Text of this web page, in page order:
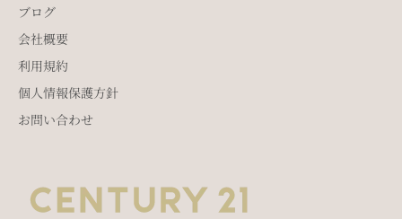
ブログ
会社概要
利用規約
個人情報保護方針
お問い合わせ